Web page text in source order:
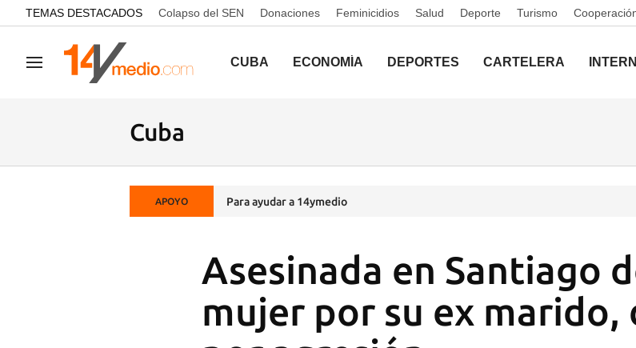
common.go-to-content
TEMAS DESTACADOS Colapso del SEN Donaciones Feminicidios Salud Deporte Turismo
Navegación CUBA ECONOMÍA DEPORTES CARTELERA
Cuba
APOYO Para ayudar a 14ymedio
Asesinada en Santiago
mujer por su ex marido,